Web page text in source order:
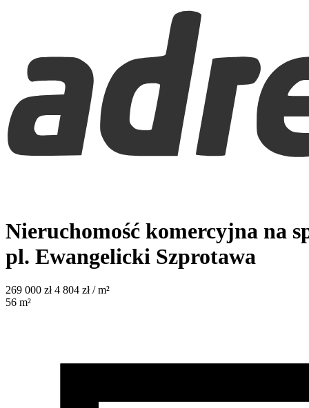
Nieruchomość komercyjna na
pl. Ewangelicki Szprotawa
269 000 zł 4 804 zł / m²
56 m²